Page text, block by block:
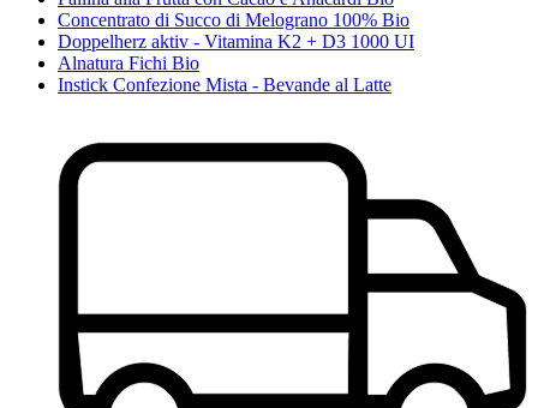
Concentrato di Succo di Melograno 100% Bio
Doppelherz aktiv - Vitamina K2 + D3 1000 UI
Alnatura Fichi Bio
Instick Confezione Mista - Bevande al Latte